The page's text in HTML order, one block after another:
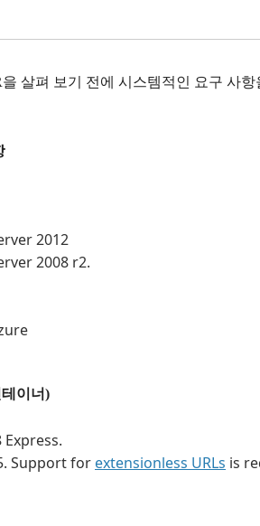
을 살펴 보기 전에 시스템적인 요구 사
2012
2008 r2.
이너)
Express.
Support for extensionless URLs is